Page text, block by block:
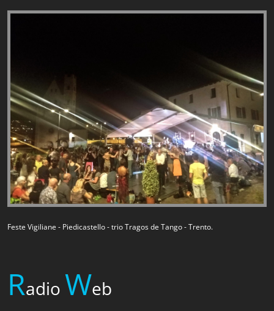
Feste Vigiliane - Piedicastello - trio Tragos de Tango - Trento.
Radio Web